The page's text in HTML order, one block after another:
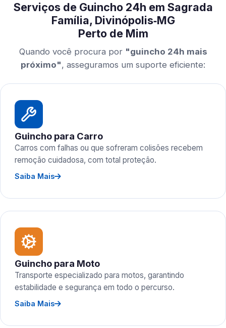
Serviços de Guincho 24h em Sagrada
Família, Divinópolis‑MG
Perto de Mim
Quando você procura por "guincho 24h mais
próximo", asseguramos um suporte eficiente:
Guincho para Carro
Carros com falhas ou que sofreram colisões recebem
remoção cuidadosa, com total proteção.
Saiba Mais
Guincho para Moto
Transporte especializado para motos, garantindo
estabilidade e segurança em todo o percurso.
Saiba Mais